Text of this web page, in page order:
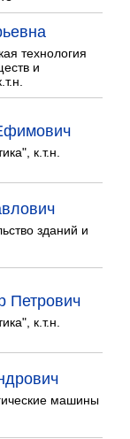
технология
и
к.т.н.
зданий и
Петрович
к.т.н.
машины